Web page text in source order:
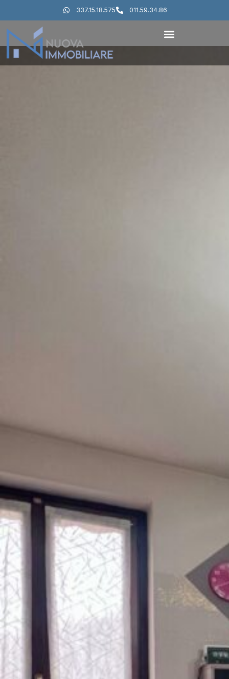
337.15.18.575 011.59.34.86